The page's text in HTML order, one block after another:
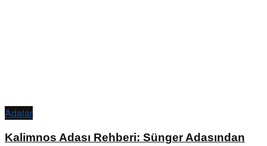
Adalar
Kalimnos Adası Rehberi: Sünger Adasından